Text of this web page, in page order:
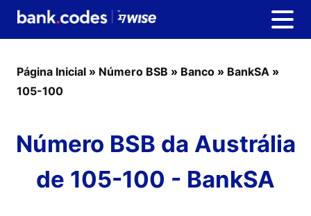
Página Inicial » Número BSB » Banco » BankSA »
105-100
Número BSB da Austrália
de 105-100 - BankSA